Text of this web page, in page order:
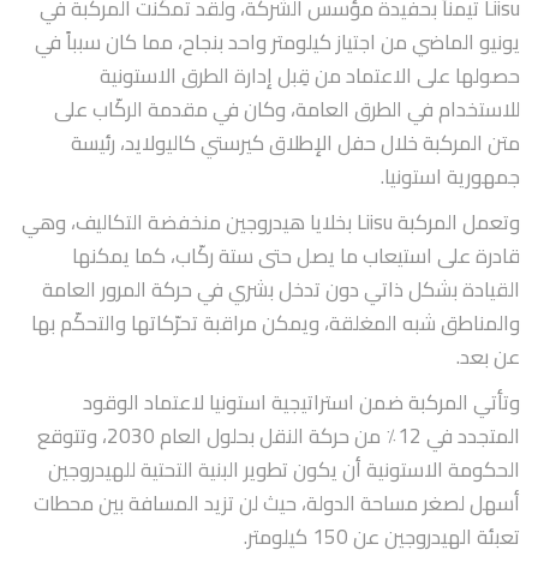
Liisu تيمناً بحفيدة مؤسس الشركة، ولقد تمكّنت المركبة في
يونيو الماضي من اجتياز كيلومتر واحد بنجاح، مما كان سبباً في
حصولها على الاعتماد من قِبل إدارة الطرق الاستونية
للاستخدام في الطرق العامة، وكان في مقدمة الركّاب على
متن المركبة خلال حفل الإطلاق كيرستي كاليولايد، رئيسة
جمهورية استونيا.
وتعمل المركبة Liisu بخلايا هيدروجين منخفضة التكاليف، وهي
قادرة على استيعاب ما يصل حتى ستة ركّاب، كما يمكنها
القيادة بشكل ذاتي دون تدخل بشري في حركة المرور العامة
والمناطق شبه المغلقة، ويمكن مراقبة تحرّكاتها والتحكّم بها
عن بعد.
وتأتي المركبة ضمن استراتيجية استونيا لاعتماد الوقود
المتجدد في 12٪ من حركة النقل بحلول العام 2030، وتتوقع
الحكومة الاستونية أن يكون تطوير البنية التحتية للهيدروجين
أسهل لصغر مساحة الدولة، حيث لن تزيد المسافة بين محطات
تعبئة الهيدروجين عن 150 كيلومتر.